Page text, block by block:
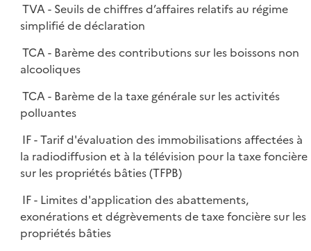
TVA - Seuils de chiffres d’affaires relatifs au régime
simplifié de déclaration
TCA - Barème des contributions sur les boissons non
alcooliques
TCA - Barème de la taxe générale sur les activités
polluantes
IF - Tarif d'évaluation des immobilisations affectées à
la radiodiffusion et à la télévision pour la taxe foncière
sur les propriétés bâties (TFPB)
IF - Limites d'application des abattements,
exonérations et dégrèvements de taxe foncière sur les
propriétés bâties